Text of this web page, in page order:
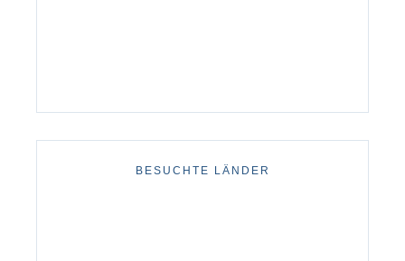
BESUCHTE LÄNDER